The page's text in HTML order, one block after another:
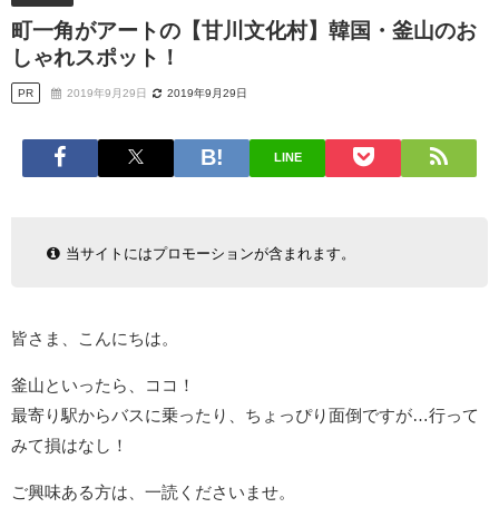
町一角がアートの【甘川文化村】韓国・釜山のお
しゃれスポット！
PR 2019年9月29日 2019年9月29日
LINE
当サイトにはプロモーションが含まれます。
皆さま、こんにちは。
釜山といったら、ココ！
最寄り駅からバスに乗ったり、ちょっぴり面倒ですが…行って
みて損はなし！
ご興味ある方は、一読くださいませ。